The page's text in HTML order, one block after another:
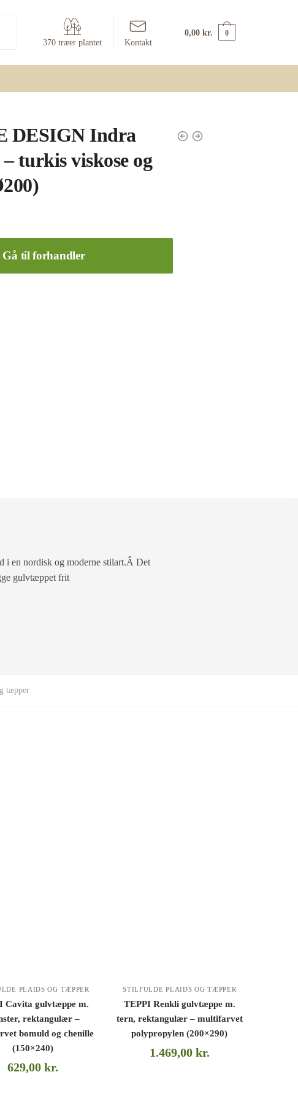
370 træer plantet Kontakt
0,00 kr. 0
DESIGN Indra
turkis viskose og
Gå til forhandler
i en nordisk og moderne stilart.Â Det
gulvtæppet frit
tæpper
PLAIDS OG TÆPPER
Cavita gulvtæppe m.
rektangulær –
bomuld og chenille
(150×240)
629,00 kr.
STILFULDE PLAIDS OG TÆPPER
TEPPI Renkli gulvtæppe m.
tern, rektangulær – multifarvet
polypropylen (200×290)
1.469,00 kr.